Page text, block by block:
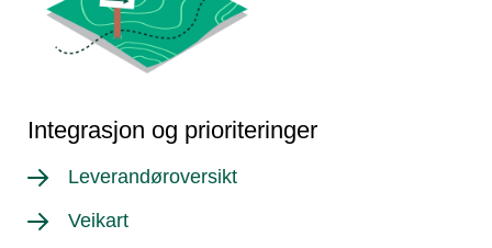
Integrasjon og prioriteringer
Leverandøroversikt
Veikart